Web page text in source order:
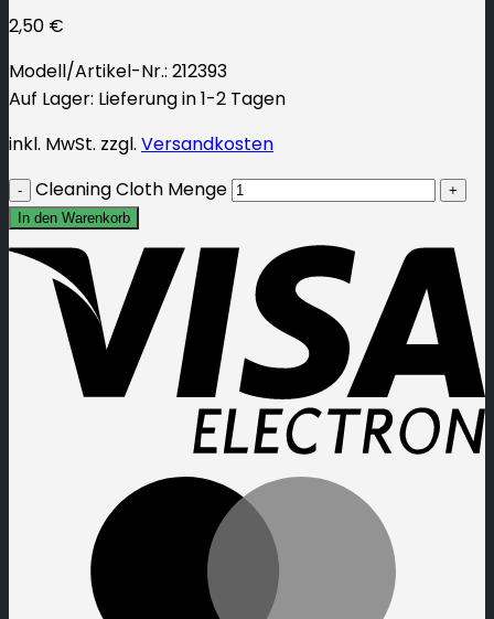
2,50 €
Modell/Artikel-Nr.: 212393
Auf Lager: Lieferung in 1-2 Tagen
inkl. MwSt. zzgl. Versandkosten
Cleaning Cloth Menge
In den Warenkorb